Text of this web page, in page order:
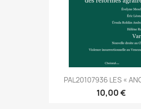
PAL20107936 LES «
10,00 €